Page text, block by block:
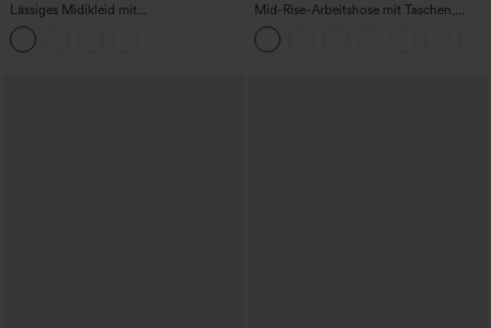
Lässiges Midikleid mit
Rundhalsausschnitt, integriertem BH,
ärmellos und Rüschensaum
Mid-Rise-Arbeitshose mit Taschen,
Barrel-Leg und weiter Passform